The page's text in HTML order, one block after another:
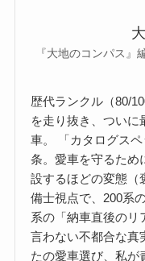
『大地のコンパス
歴代ランクル（80/
を走り抜き、ついに
車。 「カタログス
条。愛車を守るため
設するほどの変態（
備士視点で、200系
系の「納車直後のリ
言わない不都合な真
たの愛車選び、私が